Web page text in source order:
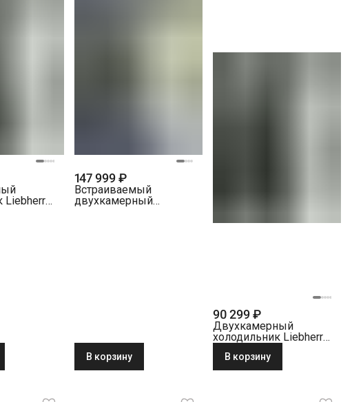
Liebherr
147 999 ₽
Встраиваемый
двухкамерный
В корзину
90 299 ₽
Двухкамерный
холодильник Liebherr
серебристый
В корзину